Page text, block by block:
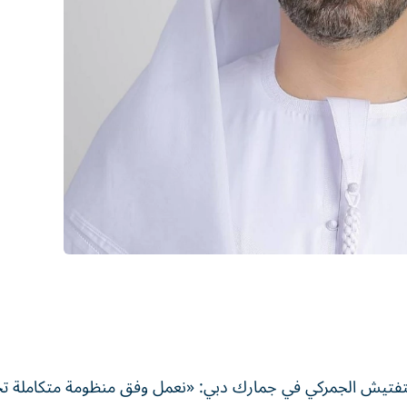
الجمركي في جمارك دبي: «نعمل وفق منظومة متكاملة